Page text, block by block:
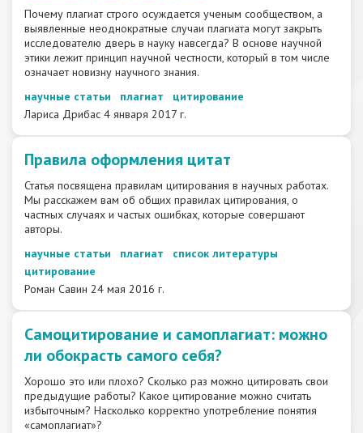
Почему плагиат строго осуждается ученым сообществом, а
выявленные неоднократные случаи плагиата могут закрыть
исследователю дверь в науку навсегда? В основе научной
этики лежит принцип научной честности, который в том числе
означает новизну научного знания.
научные статьи
плагиат
цитирование
Лариса Дрибас 4 января 2017 г.
Правила оформления цитат
Статья посвящена правилам цитирования в научных работах.
Мы расскажем вам об общих правилах цитирования, о
частных случаях и частых ошибках, которые совершают
авторы.
научные статьи
плагиат
список литературы
цитирование
Роман Савин 24 мая 2016 г.
Самоцитирование и самоплагиат: можно
ли обокрасть самого себя?
Хорошо это или плохо? Сколько раз можно цитировать свои
предыдущие работы? Какое цитирование можно считать
избыточным? Насколько корректно употребление понятия
«самоплагиат»?